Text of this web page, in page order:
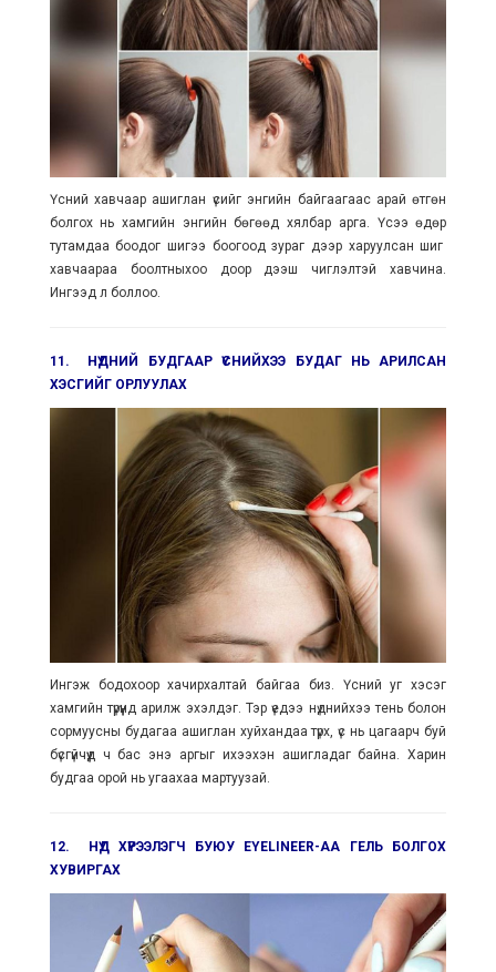
Үсний хавчаар ашиглан үсийг энгийн байгаагаас арай өтгөн
болгох нь хамгийн энгийн бөгөөд хялбар арга. Үсээ өдөр
тутамдаа боодог шигээ боогоод зураг дээр харуулсан шиг
хавчаараа боолтныхоо доор дээш чиглэлтэй хавчина.
Ингээд л боллоо.
11. НҮДНИЙ БУДГААР ҮСНИЙХЭЭ БУДАГ НЬ АРИЛСАН
ХЭСГИЙГ ОРЛУУЛАХ
Ингэж бодохоор хачирхалтай байгаа биз. Үсний уг хэсэг
хамгийн түрүүнд арилж эхэлдэг. Тэр үедээ нүднийхээ тень болон
сормуусны будагаа ашиглан хуйхандаа түрх, үс нь цагаарч буй
бүсгүйчүүд ч бас энэ аргыг ихээхэн ашигладаг байна. Харин
будгаа орой нь угаахаа мартуузай.
12. НҮД ХҮРЭЭЛЭГЧ БУЮУ EYELINEER-АА ГЕЛЬ БОЛГОХ
ХУВИРГАХ